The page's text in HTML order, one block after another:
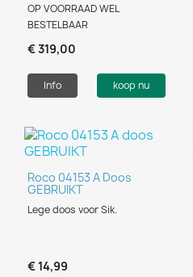
OP VOORRAAD WEL
BESTELBAAR
€ 319,00
Info koop nu
Roco 04153 A Doos
GEBRUIKT
Lege doos voor Sik.
€ 14,99